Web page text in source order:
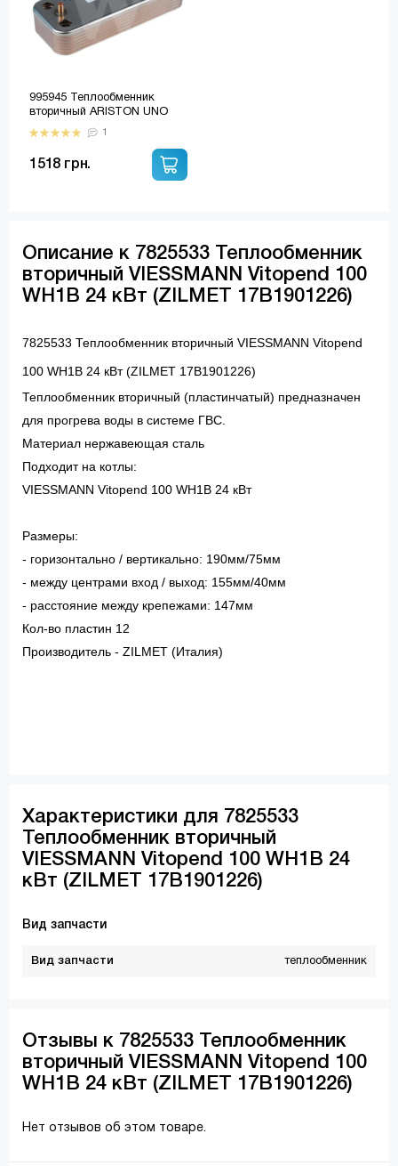
995945 Теплообменник
вторичный ARISTON UNO
(17B1901200 ZILMET)
1
1518 грн.
Описание к 7825533 Теплообменник
вторичный VIESSMANN Vitopend 100
WH1B 24 кВт (ZILMET 17B1901226)
7825533 Теплообменник вторичный VIESSMANN Vitopend
100 WH1B 24 кВт (ZILMET 17B1901226)
Теплообменник вторичный (пластинчатый) предназначен
для прогрева воды в системе ГВС.
Материал нержавеющая сталь
Подходит на котлы:
VIESSMANN Vitopend 100 WH1B 24 кВт
Размеры:
- горизонтально / вертикально: 190мм/75мм
- между центрами вход / выход: 155мм/40мм
- расстояние между крепежами: 147мм
Кол-во пластин 12
Производитель - ZILMET (Италия)
Характеристики для 7825533
Теплообменник вторичный
VIESSMANN Vitopend 100 WH1B 24
кВт (ZILMET 17B1901226)
Вид запчасти
Вид запчасти теплообменник
Отзывы к 7825533 Теплообменник
вторичный VIESSMANN Vitopend 100
WH1B 24 кВт (ZILMET 17B1901226)
Нет отзывов об этом товаре.